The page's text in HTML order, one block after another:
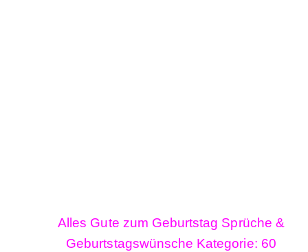
Hauptmenü
Zum primären Inhalt springen
Zum sekundären Inhalt springen
Alles Gute zum Geburtstag Sprüche &
Geburtstagswünsche Kategorie: 60